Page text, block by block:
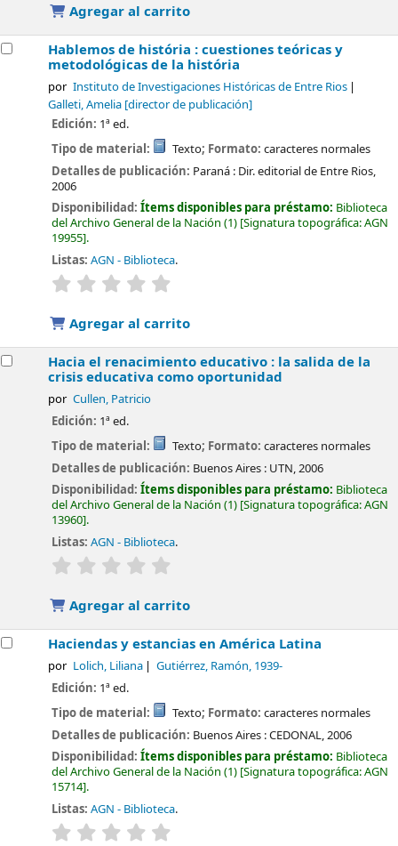
Agregar al carrito
Hablemos de história : cuestiones teóricas y
metodológicas de la história
por Instituto de Investigaciones Históricas de Entre Rios
Galleti, Amelia [director de publicación]
Edición: 1ª ed.
Tipo de material:
Texto; Formato: caracteres normales
Detalles de publicación: Paraná : Dir. editorial de Entre Rios,
2006
Disponibilidad:Ítems disponibles para préstamo: Biblioteca
del Archivo General de la Nación (1) Signatura topográfica:AGN
19955 .
Listas: AGN - Biblioteca.
valoración
Agregar al carrito
Hacia el renacimiento educativo : la salida de la
crisis educativa como oportunidad
por Cullen, Patricio
Edición: 1ª ed.
Tipo de material:
Texto; Formato: caracteres normales
Detalles de publicación: Buenos Aires : UTN,2006
Disponibilidad:Ítems disponibles para préstamo: Biblioteca
del Archivo General de la Nación (1) Signatura topográfica:AGN
13960 .
Listas: AGN - Biblioteca.
valoración
Agregar al carrito
Haciendas y estancias en América Latina
por Lolich, Liliana Gutiérrez, Ramón, 1939-
Edición: 1ª ed.
Tipo de material:
Texto; Formato: caracteres normales
Detalles de publicación: Buenos Aires :CEDONAL,2006
Disponibilidad:Ítems disponibles para préstamo: Biblioteca
del Archivo General de la Nación (1) Signatura topográfica:AGN
15714 .
Listas: AGN - Biblioteca.
valoración